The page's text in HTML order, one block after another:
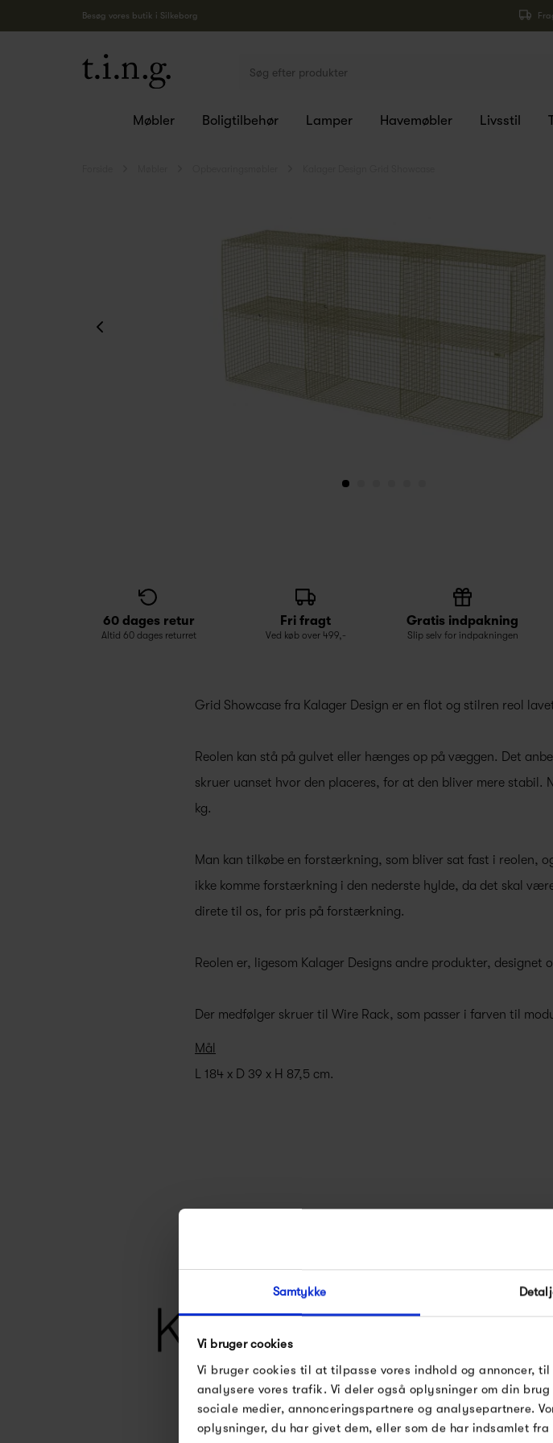
Samtykke
Vi bruger cookies
Vi bruger cookies til at tilpasse vores indhold og annoncer,
analysere vores trafik. Vi deler også oplysninger om din
sociale medier, annonceringspartnere og analysepartnere.
oplysninger, du har givet dem, eller som de har indsamlet
Besøg vores butik i Silkeborg
Møbler Boligtilbehør Lamper Havemøbler Livsstil
60 dages retur
Altid 60 dages returret
Fri fragt
Ved køb over 499,-
Gratis indpakning
Slip selv for indpakningen
Grid Showcase fra Kalager Design er en flot og stilren reol
Reolen kan stå på gulvet eller hænges op på væggen. Det
skruer uanset hvor den placeres, for at den bliver mere
kg.
Man kan tilkøbe en forstærkning, som bliver sat fast i reolen,
ikke komme forstærkning i den nederste hylde, da det skal
direte til os, for pris på forstærkning.
Reolen er, ligesom Kalager Designs andre produkter, designet
Der medfølger skruer til Wire Rack, som passer i farven til
Mål
L 184 x D 39 x H 87,5 cm.
FÅ
Gælder
Pop og i